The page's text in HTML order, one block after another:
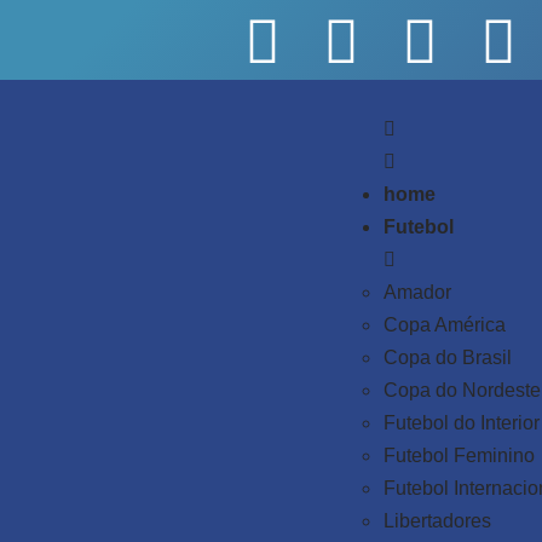
home
Futebol
Amador
Copa América
Copa do Brasil
Copa do Nordeste
Futebol do Interior
Futebol Feminino
Futebol
Libertadores